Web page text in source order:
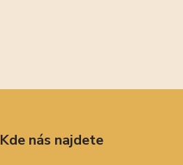
Kde nás najdete